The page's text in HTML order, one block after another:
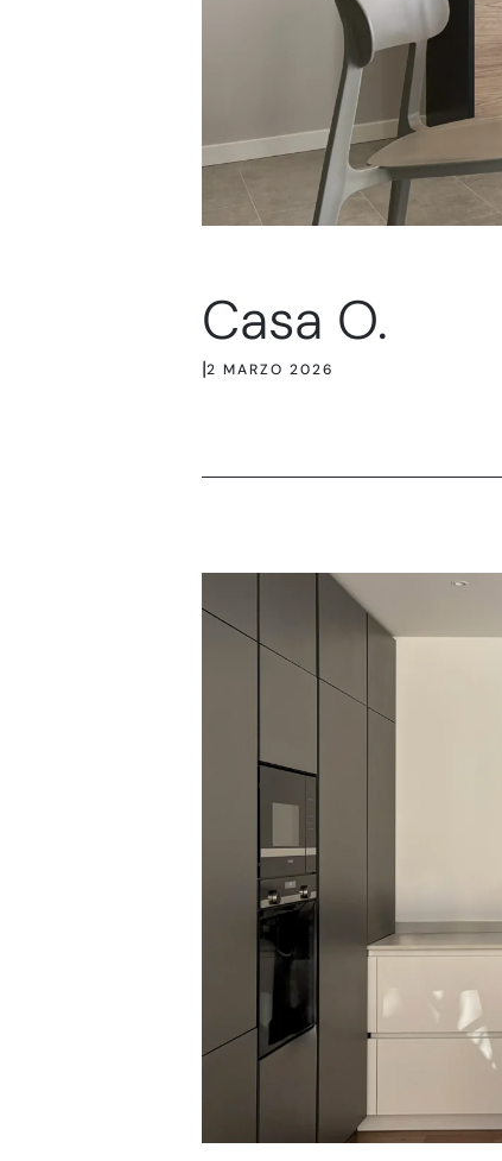
Stand e showroom Retail
Casa O.
|2 MARZO 2026